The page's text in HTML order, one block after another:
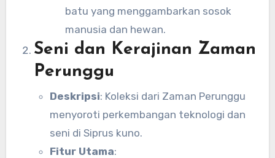
batu yang menggambarkan sosok
manusia dan hewan.
Seni dan Kerajinan Zaman
Perunggu
Deskripsi: Koleksi dari Zaman Perunggu
menyoroti perkembangan teknologi dan
seni di Siprus kuno.
Fitur Utama: